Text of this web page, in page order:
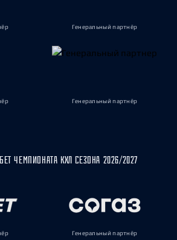
Генеральный партнёр
Генеральный партнёр
ЧЕМПИОНАТА КХЛ СЕЗОНА 2026/2027
Генеральный партнёр